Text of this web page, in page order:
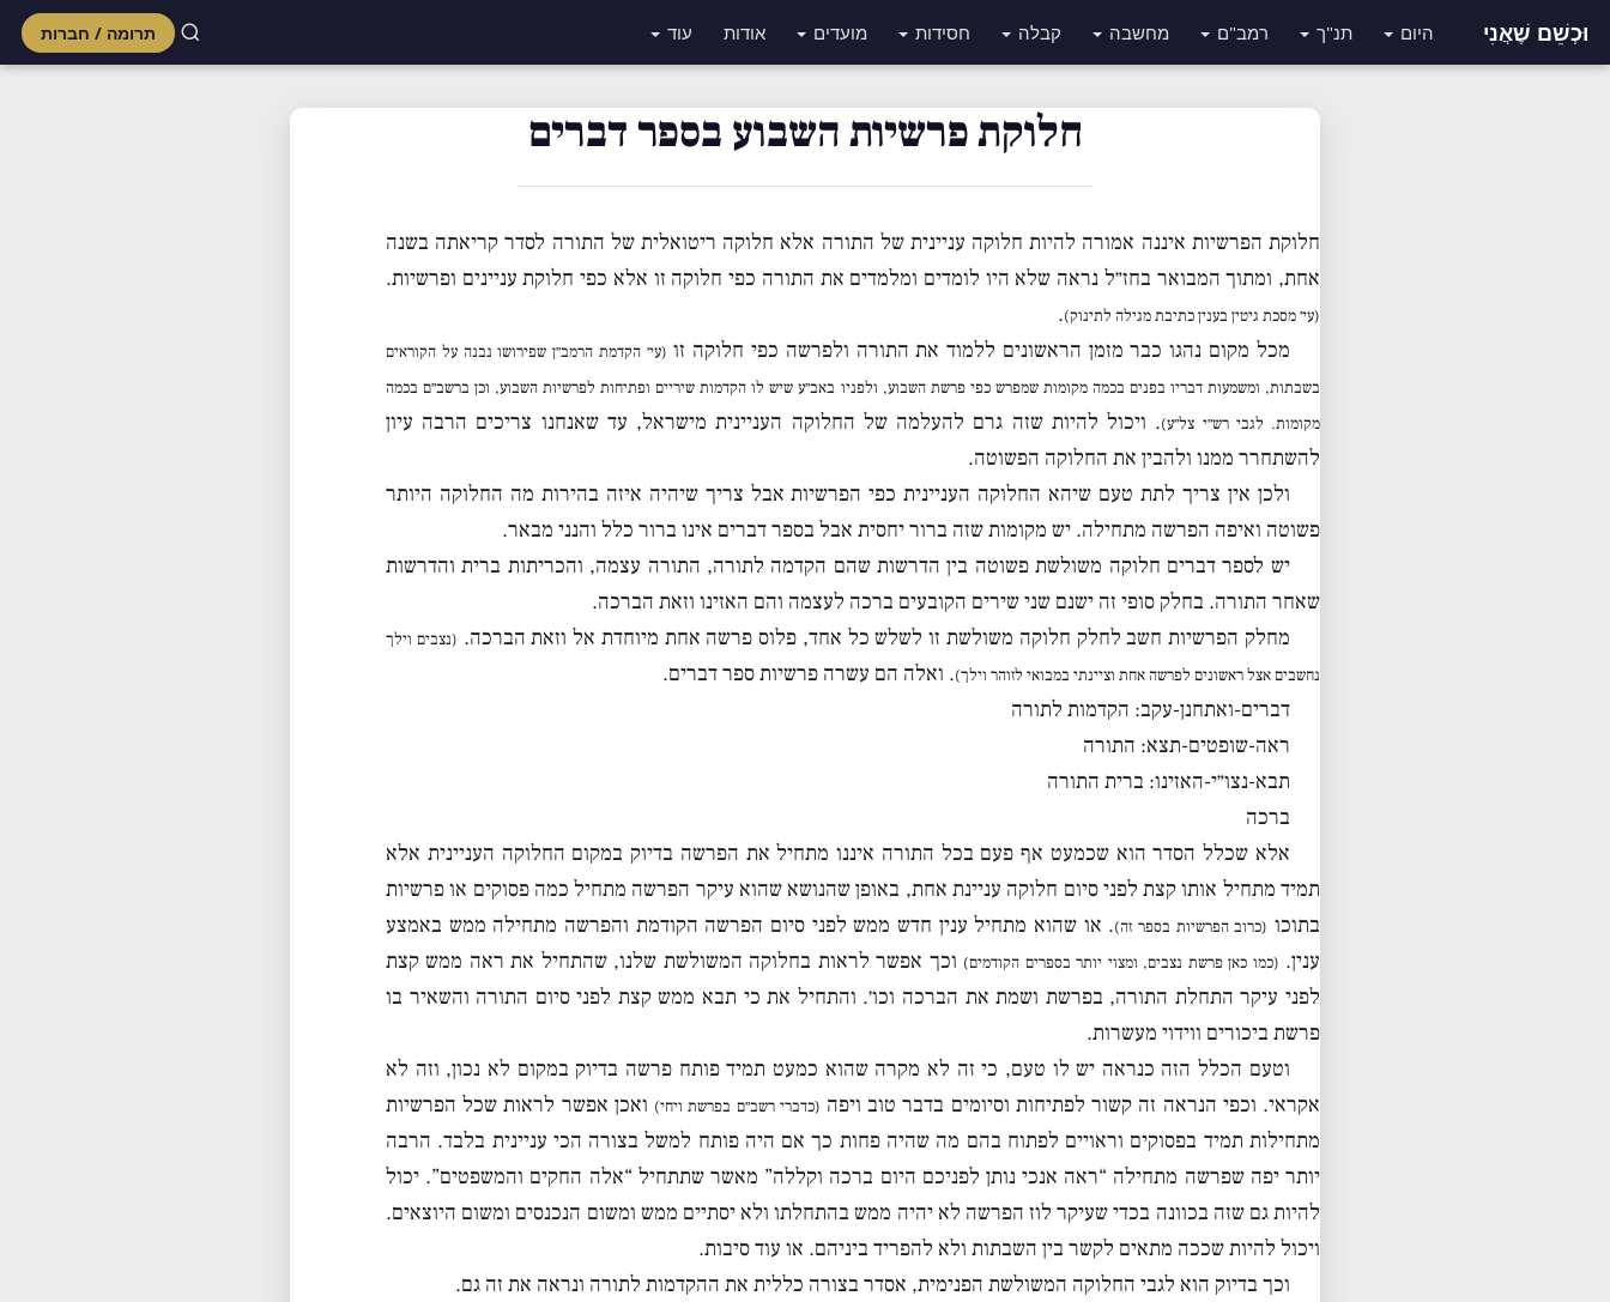
וּכְשֵׁם שֶׁאֲנִי היום תנ"ך רמב"ם מחשבה קבלה חסידות מועדים אודות עוד תרומה / חברות
חלוקת פרשיות השבוע בספר דברים
חלוקת הפרשיות איננה אמורה להיות חלוקה עניינית של התורה אלא חלוקה ריטואלית של התורה לסדר קריאתה בשנה
אחת, ומתוך המבואר בחז״ל נראה שלא היו לומדים ומלמדים את התורה כפי חלוקה זו אלא כפי חלוקת עניינים ופרשיות.
(עי׳ מסכת גיטין בענין כתיבת מגילה לתינוק).
מכל מקום נהגו כבר מזמן הראשונים ללמוד את התורה ולפרשה כפי חלוקה זו (עי׳ הקדמת הרמב״ן שפירושו נבנה על הקוראים
בשבתות, ומשמעות דבריו בפנים בכמה מקומות שמפרש כפי פרשת השבוע, ולפניו באב״ע שיש לו הקדמות שיריים ופתיחות לפרשיות השבוע, וכן ברשב״ם בכמה
מקומות. לגבי רש״י צל״ע). ויכול להיות שזה גרם להעלמה של החלוקה העניינית מישראל, עד שאנחנו צריכים הרבה עיון
להשתחרר ממנו ולהבין את החלוקה הפשוטה.
ולכן אין צריך לתת טעם שיהא החלוקה העניינית כפי הפרשיות אבל צריך שיהיה איזה בהירות מה החלוקה היותר
פשוטה ואיפה הפרשה מתחילה. יש מקומות שזה ברור יחסית אבל בספר דברים אינו ברור כלל והנני מבאר.
יש לספר דברים חלוקה משולשת פשוטה בין הדרשות שהם הקדמה לתורה, התורה עצמה, והכריתות ברית והדרשות
שאחר התורה. בחלק סופי זה ישנם שני שירים הקובעים ברכה לעצמה והם האזינו וזאת הברכה.
מחלק הפרשיות חשב לחלק חלוקה משולשת זו לשלש כל אחד, פלוס פרשה אחת מיוחדת אל וזאת הברכה. (נצבים וילך
נחשבים אצל ראשונים לפרשה אחת וציינתי במבואי לזוהר וילך). ואלה הם עשרה פרשיות ספר דברים.
דברים-ואתחנן-עקב: הקדמות לתורה
ראה-שופטים-תצא: התורה
תבא-נצו״י-האזינו: ברית התורה
ברכה
אלא שכלל הסדר הוא שכמעט אף פעם בכל התורה איננו מתחיל את הפרשה בדיוק במקום החלוקה העניינית אלא
תמיד מתחיל אותו קצת לפני סיום חלוקה עניינת אחת, באופן שהנושא שהוא עיקר הפרשה מתחיל כמה פסוקים או פרשיות
בתוכו (כרוב הפרשיות בספר זה). או שהוא מתחיל ענין חדש ממש לפני סיום הפרשה הקודמת והפרשה מתחילה ממש באמצע
ענין. (כמו כאן פרשת נצבים, ומצוי יותר בספרים הקודמים) וכך אפשר לראות בחלוקה המשולשת שלנו, שהתחיל את ראה ממש קצת
לפני עיקר התחלת התורה, בפרשת ושמת את הברכה וכו׳. והתחיל את כי תבא ממש קצת לפני סיום התורה והשאיר בו
פרשת ביכורים ווידוי מעשרות.
וטעם הכלל הזה כנראה יש לו טעם, כי זה לא מקרה שהוא כמעט תמיד פותח פרשה בדיוק במקום לא נכון, וזה לא
אקראי. וכפי הנראה זה קשור לפתיחות וסיומים בדבר טוב ויפה (כדברי רשב״ם בפרשת ויחי) ואכן אפשר לראות שכל הפרשיות
מתחילות תמיד בפסוקים וראויים לפתוח בהם מה שהיה פחות כך אם היה פותח למשל בצורה הכי עניינית בלבד. הרבה
יותר יפה שפרשה מתחילה “ראה אנכי נותן לפניכם היום ברכה וקללה” מאשר שתתחיל “אלה החקים והמשפטים”. יכול
להיות גם שזה בכוונה בכדי שעיקר לוז הפרשה לא יהיה ממש בהתחלתו ולא יסתיים ממש ומשום הנכנסים ומשום היוצאים.
ויכול להיות שככה מתאים לקשר בין השבתות ולא להפריד ביניהם. או עוד סיבות.
וכך בדיוק הוא לגבי החלוקה המשולשת הפנימית, אסדר בצורה כללית את ההקדמות לתורה ונראה את זה גם.